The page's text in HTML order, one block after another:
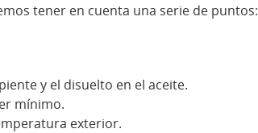
tener en cuenta una serie de puntos:
y el disuelto en el aceite.
mínimo.
exterior.